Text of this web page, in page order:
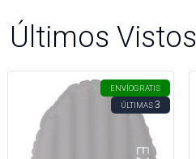
Últimos Vistos
ENVÍOGRATIS
ÚLTIMAS3